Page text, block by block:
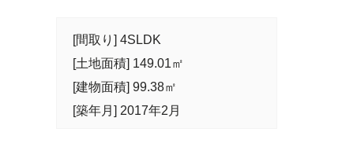
[間取り] 4SLDK
[土地面積] 149.01㎡
[建物面積] 99.38㎡
[築年月] 2017年2月